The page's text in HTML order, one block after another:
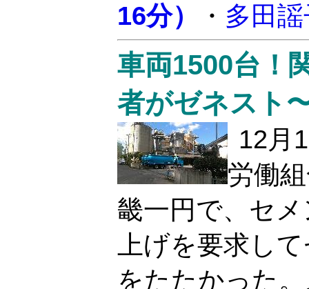
16分）
・ 多田
車両1500台！
者がゼネスト
12月
労働
畿一円で、セ
上げを要求し
をたたかった